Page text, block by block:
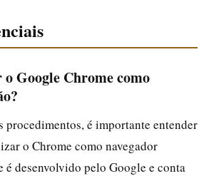
o Google Chrome como
procedimentos, é importante entender
o Chrome como navegador
desenvolvido pelo Google e conta